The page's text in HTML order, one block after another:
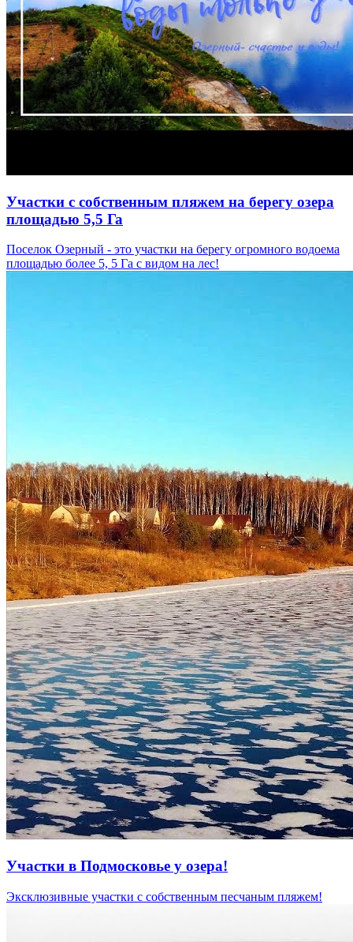
Участки с собственным пляжем на берегу озера
площадью 5,5 Га
Поселок Озерный - это участки на берегу огромного водоема
площадью более 5, 5 Га с видом на лес!
Участки в Подмосковье у озера!
Эксклюзивные участки с собственным песчаным пляжем!